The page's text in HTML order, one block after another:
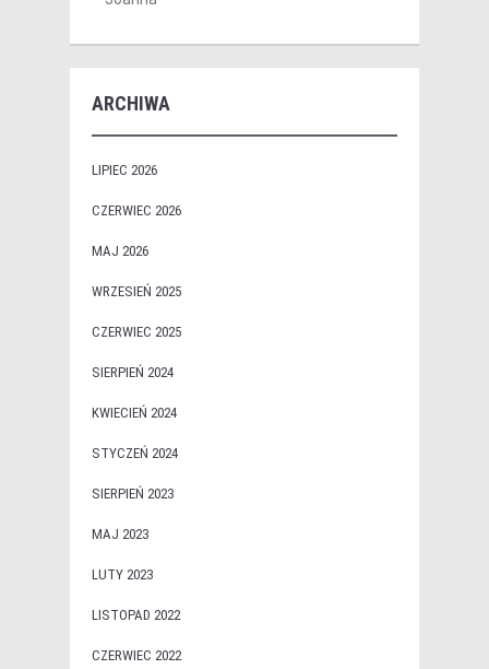
ARCHIWA
LIPIEC 2026
CZERWIEC 2026
MAJ 2026
WRZESIEŃ 2025
CZERWIEC 2025
SIERPIEŃ 2024
KWIECIEŃ 2024
STYCZEŃ 2024
SIERPIEŃ 2023
MAJ 2023
LUTY 2023
LISTOPAD 2022
CZERWIEC 2022